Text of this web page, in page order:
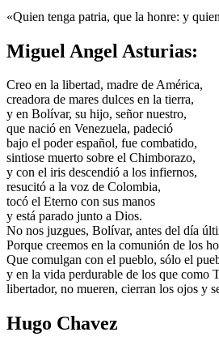
«Quien tenga patria, que la honre: y
Miguel Angel Asturias:
Creo en la libertad, madre de América,
creadora de mares dulces en la tierra,
y en Bolívar, su hijo, señor nuestro,
que nació en Venezuela, padeció
bajo el poder español, fue combatido,
sintiose muerto sobre el Chimborazo,
y con el iris descendió a los infiernos,
resucitó a la voz de Colombia,
tocó el Eterno con sus manos
y está parado junto a Dios.
No nos juzgues, Bolívar, antes del día
Porque creemos en la comunión de los
Que comulgan con el pueblo, sólo el
y en la vida perdurable de los que como
libertador, no mueren, cierran los ojos y
Hugo Chavez